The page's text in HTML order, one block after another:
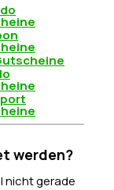
werden?
nicht gerade